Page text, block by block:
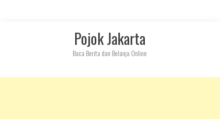
Pojok Jakarta
Baca Berita dan Belanja Online